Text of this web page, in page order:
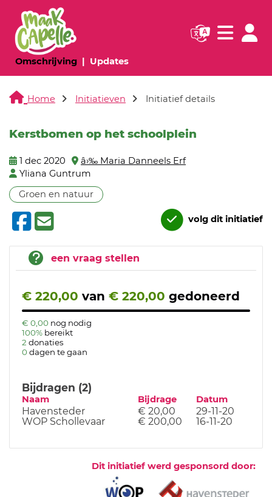
Omschrijving(huidige pagina)
Updates(huidige pagina)
Navigatie
Home Initiatieven Initiatief details
Kerstbomen op het schoolplein
1 dec 2020
â›‰ Maria Danneels Erf
Yliana Guntrum
Groen en natuur
volg dit initiatief
een vraag stellen
€ 220,00 van € 220,00 gedoneerd
€ 0,00 nog nodig
100% bereikt
2 donaties
0 dagen te gaan
Bijdragen (2)
Naam Bijdrage Datum
Havensteder € 20,00
29-11-20
WOP Schollevaar
€ 200,00 16-11-20
Dit initiatief werd gesponsord door: